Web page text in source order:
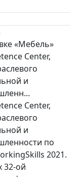
«Мебель»
Center,
и
Center,
и
по
2021.
32-ой